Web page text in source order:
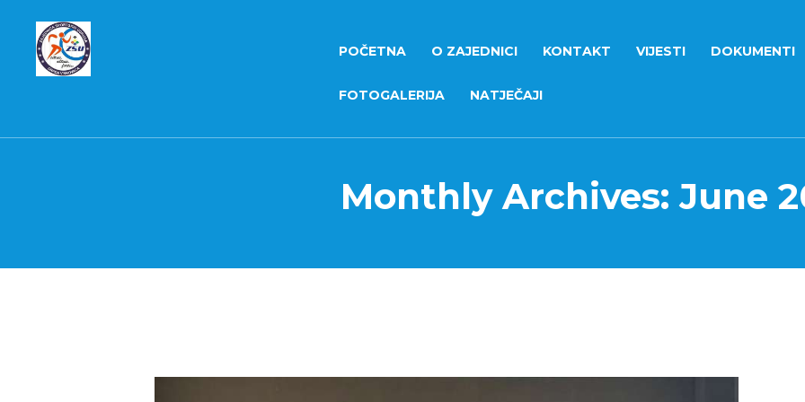
POČETNA O ZAJEDNICI KONTAKT VIJESTI DOKUMENTI
FOTOGALERIJA NATJEČAJI
Monthly Archives: June